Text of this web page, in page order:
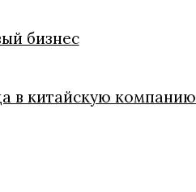
бизнес
в китайскую компанию